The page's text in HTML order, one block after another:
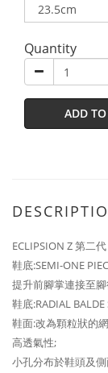
Quantity
ADD
ECLIPSION Z 第二
鞋底:SEMI-ONE
提升前腳掌連接至
鞋底:RADIAL
鞋面:改為顆粒狀的
高透氣性;
小孔分布於鞋頭及